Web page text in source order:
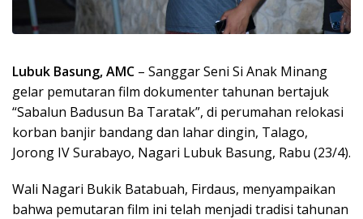
Lubuk Basung, AMC – Sanggar Seni Si Anak Minang
gelar pemutaran film dokumenter tahunan bertajuk
“Sabalun Badusun Ba Taratak”, di perumahan relokasi
korban banjir bandang dan lahar dingin, Talago,
Jorong IV Surabayo, Nagari Lubuk Basung, Rabu (23/4).
Wali Nagari Bukik Batabuah, Firdaus, menyampaikan
bahwa pemutaran film ini telah menjadi tradisi tahunan